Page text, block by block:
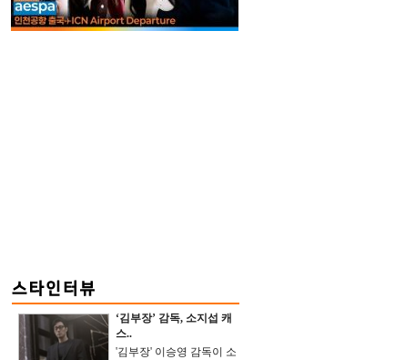
‘김부장’ 감독, 소지섭 캐
스..
'김부장' 이승영 감독이 소